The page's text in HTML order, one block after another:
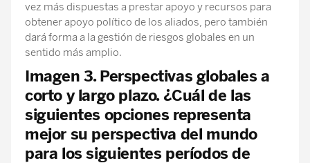
vez más dispuestas a prestar apoyo y recursos para
obtener apoyo político de los aliados, pero también
dará forma a la gestión de riesgos globales en un
sentido más amplio.
Imagen 3. Perspectivas globales a
corto y largo plazo. ¿Cuál de las
siguientes opciones representa
mejor su perspectiva del mundo
para los siguientes períodos de